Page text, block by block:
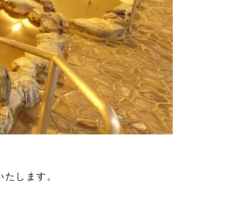
します。